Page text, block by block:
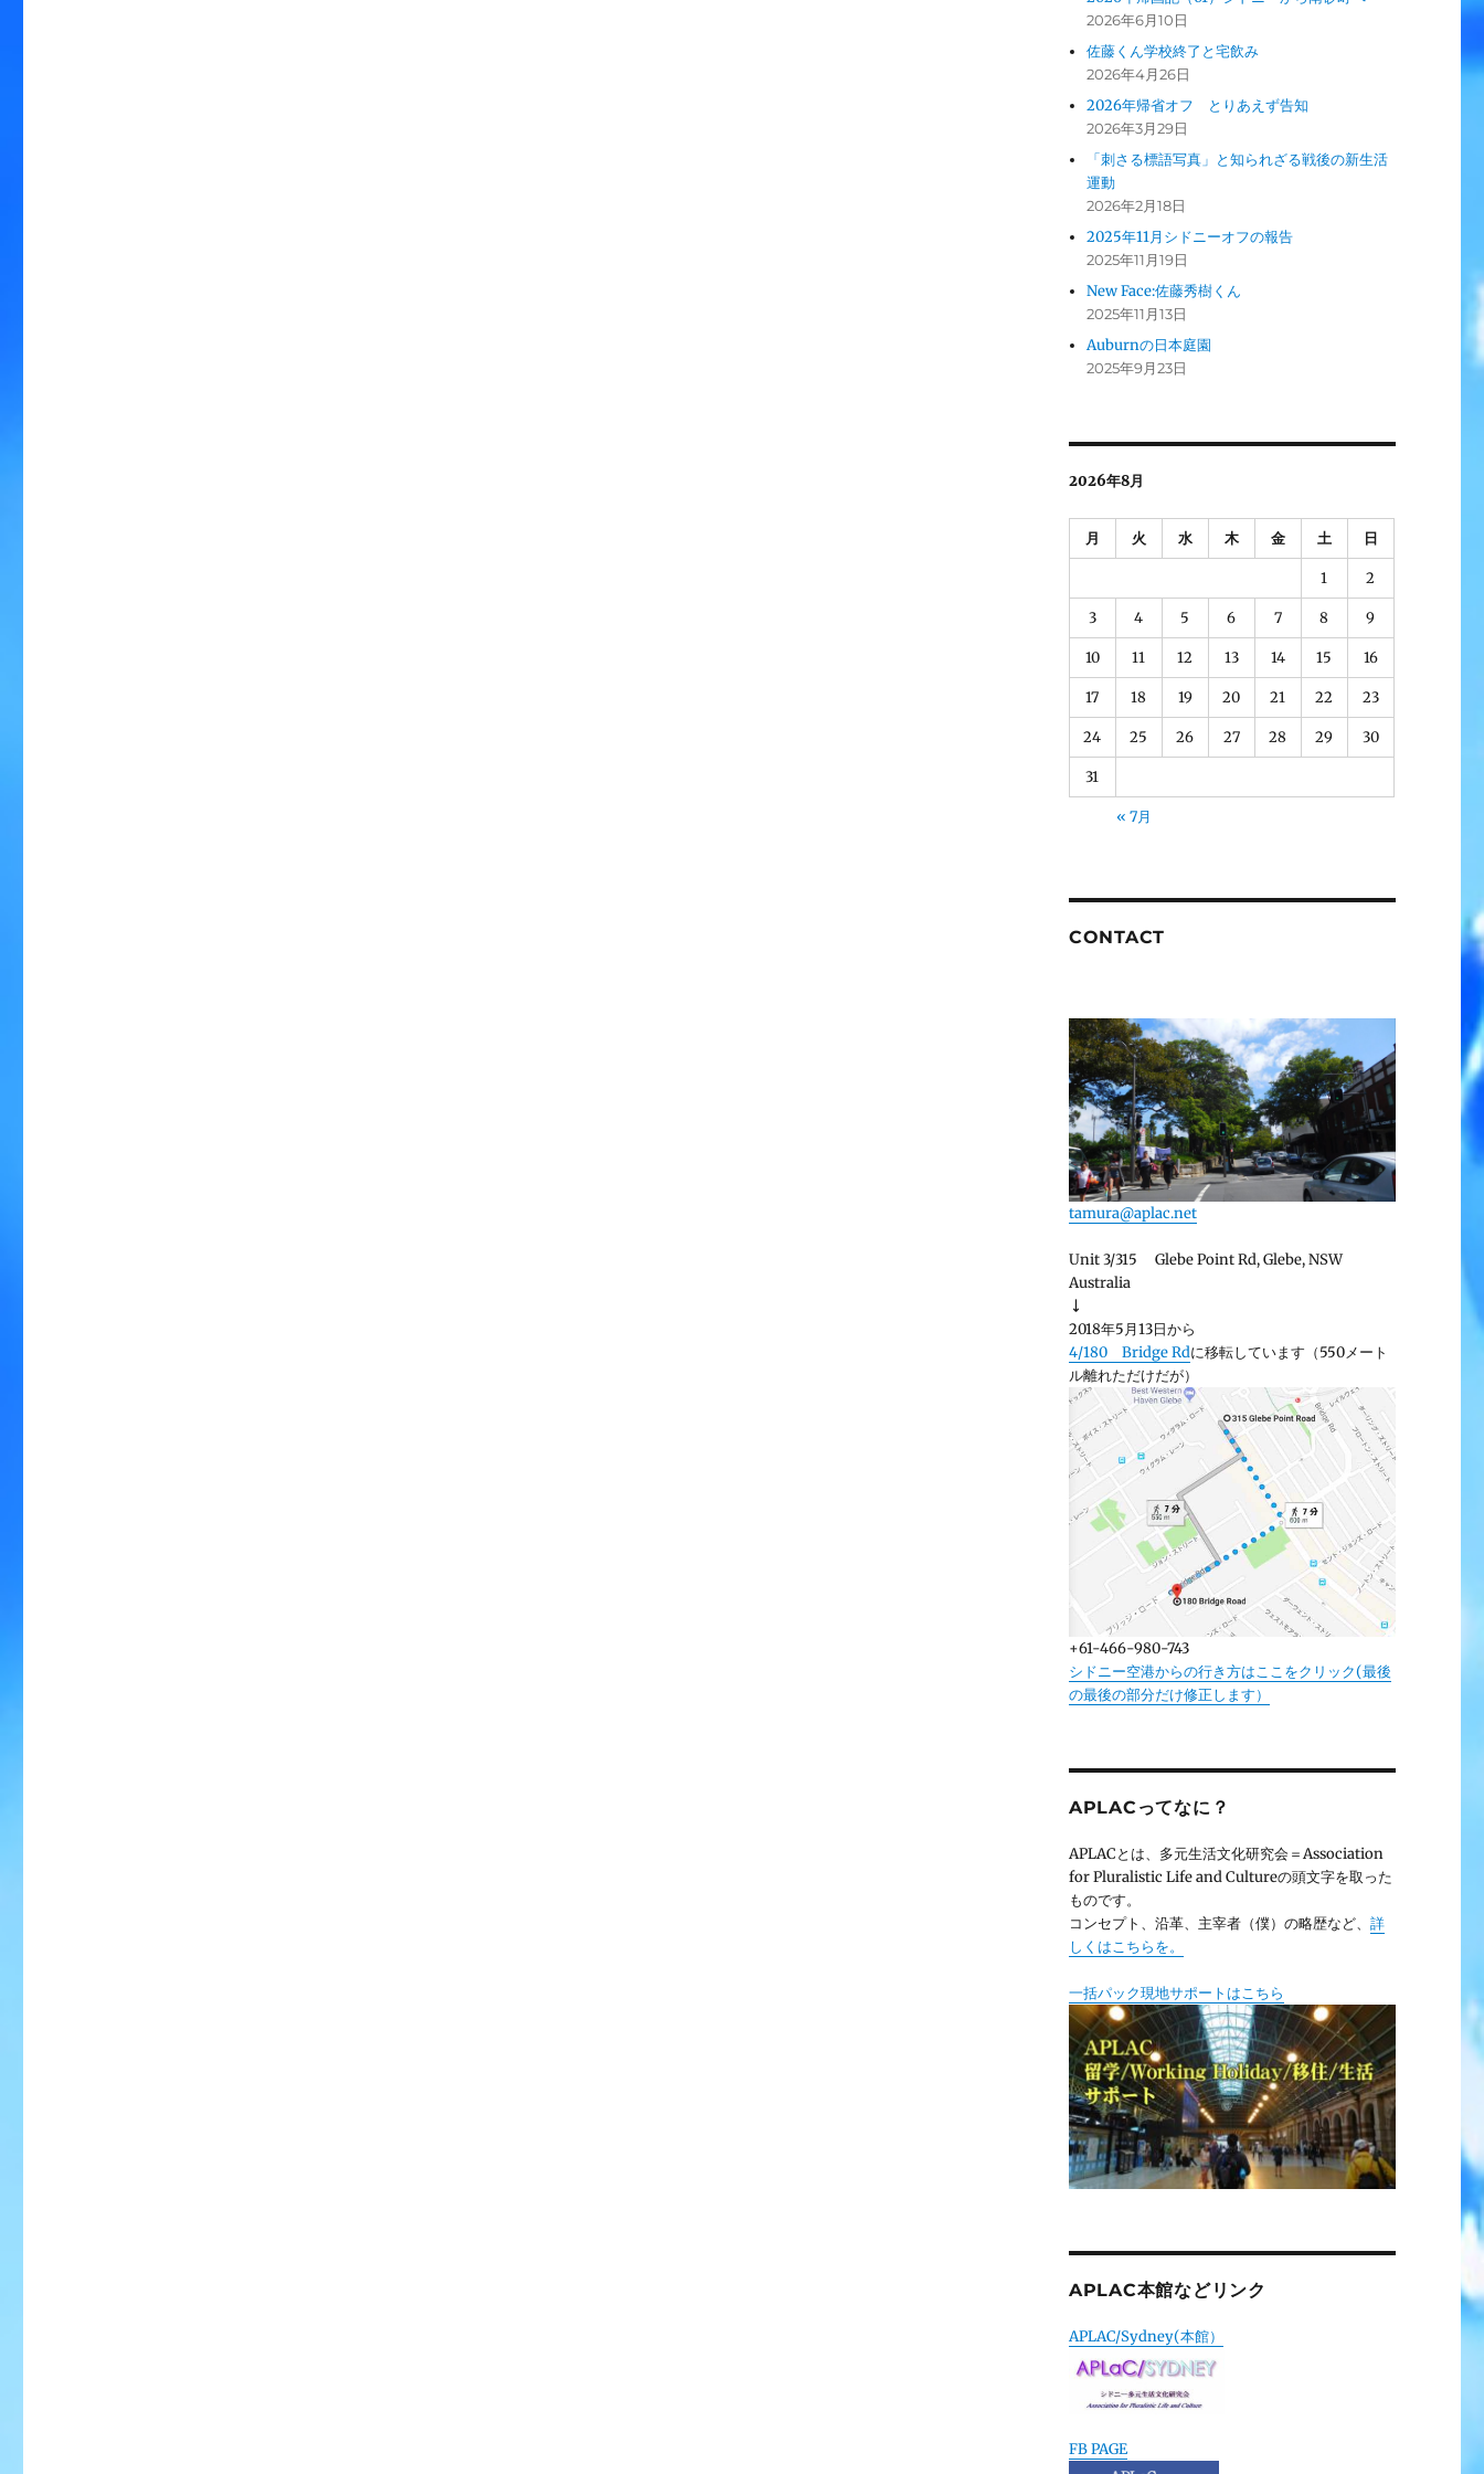
2026年6月10日
佐藤くん学校終了と宅飲み
2026年4月26日
2026年帰省オフ とりあえず告知
2026年3月29日
「刺さる標語写真」と知られざる戦後の新生活
運動
2026年2月18日
2025年11月シドニーオフの報告
2025年11月19日
New Face:佐藤秀樹くん
2025年11月13日
Auburnの日本庭園
2025年9月23日
2026年8月
月 火 水 木 金 土 日
1 2
3 4 5 6 7 8 9
10 11 12 13 14 15 16
17 18 19 20 21 22 23
24 25 26 27 28 29 30
31
« 7月
CONTACT
tamura@aplac.net
Unit 3/315 Glebe Point Rd, Glebe, NSW
Australia
↓
2018年5月13日から
4/180 Bridge Rdに移転しています（550メート
ル離れただけだが）
+61-466-980-743
シドニー空港からの行き方はここをクリック(最後
の最後の部分だけ修正します）
APLACってなに？
APLACとは、多元生活文化研究会＝Association
for Pluralistic Life and Cultureの頭文字を取った
ものです。
コンセプト、沿革、主宰者（僕）の略歴など、 詳
しくはこちらを。
一括パック現地サポートはこちら
APLAC本館などリンク
APLAC/Sydney(本館）
FB PAGE